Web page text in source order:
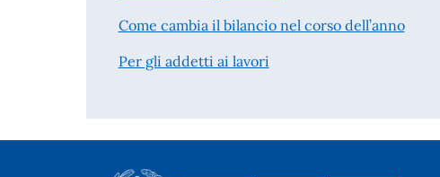
Come cambia il bilancio nel corso dell’anno
Per gli addetti ai lavori